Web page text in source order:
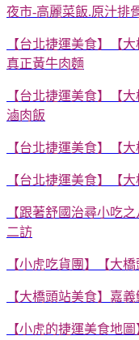
夜市-高麗菜飯.原汁排
【台北捷運美食】【
真正黃牛肉麵
【台北捷運美食】【
滷肉飯
【台北捷運美食】【大
【台北捷運美食】【
【跟著舒國治尋小吃
二訪
【小虎吃貨團】【大
【大橋頭站美食】嘉
【小虎的捷運美食地